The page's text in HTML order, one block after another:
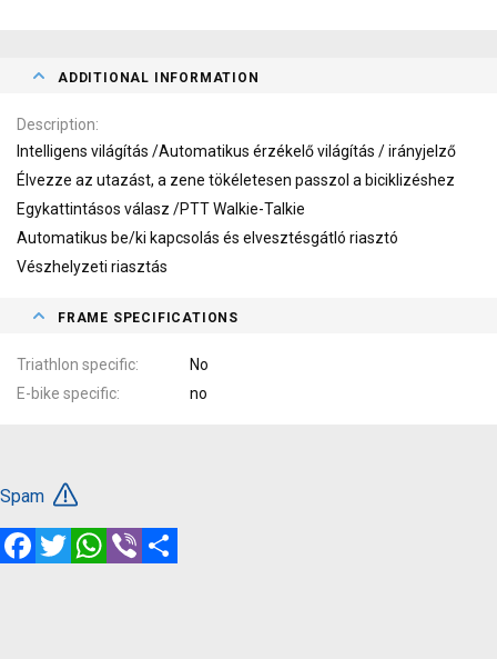
ADDITIONAL INFORMATION
Description
Intelligens világítás /Automatikus érzékelő világítás / irányjelző
Élvezze az utazást, a zene tökéletesen passzol a biciklizéshez
Egykattintásos válasz /PTT Walkie-Talkie
Automatikus be/ki kapcsolás és elvesztésgátló riasztó
Vészhelyzeti riasztás
FRAME SPECIFICATIONS
Triathlon specific
No
E-bike specific
no
Spam
FacebookTwitterWhatsApp
Viber